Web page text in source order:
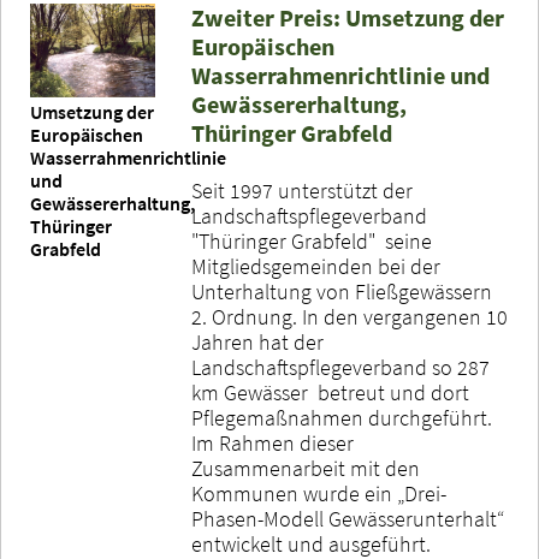
Umsetzung der
Europäischen
Wasserrahmenrichtlinie
und
Gewässererhaltung,
Thüringer
Grabfeld
Zweiter Preis: Umsetzung der
Europäischen
Wasserrahmenrichtlinie und
Gewässererhaltung,
Thüringer Grabfeld
Seit 1997 unterstützt der
Landschaftspflegeverband
"Thüringer Grabfeld" seine
Mitgliedsgemeinden bei der
Unterhaltung von Fließgewässern
2. Ordnung. In den vergangenen 10
Jahren hat der
Landschaftspflegeverband so 287
km Gewässer betreut und dort
Pflegemaßnahmen durchgeführt.
Im Rahmen dieser
Zusammenarbeit mit den
Kommunen wurde ein „Drei-
Phasen-Modell Gewässerunterhalt“
entwickelt und ausgeführt.